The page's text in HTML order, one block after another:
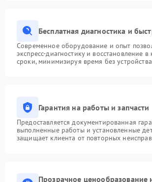
Бесплатная диагностика и
Современное оборудование и опыт
экспресс-диагностику и восстановление
сроки, минимизируя время без устройства
Гарантия на работы и запчасти
Предоставляется документированная
выполненные работы и установленные
защищает клиента от повторных
Прозрачное ценообразование